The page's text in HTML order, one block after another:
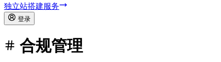
独立站搭建服务
登录
合规管理